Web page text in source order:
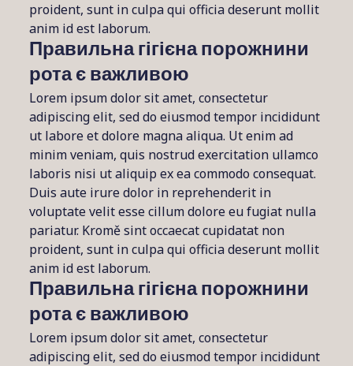
proident, sunt in culpa qui officia deserunt mollit
anim id est laborum.
Правильна гігієна порожнини
рота є важливою
Lorem ipsum dolor sit amet, consectetur
adipiscing elit, sed do eiusmod tempor incididunt
ut labore et dolore magna aliqua. Ut enim ad
minim veniam, quis nostrud exercitation ullamco
laboris nisi ut aliquip ex ea commodo consequat.
Duis aute irure dolor in reprehenderit in
voluptate velit esse cillum dolore eu fugiat nulla
pariatur. Kromě sint occaecat cupidatat non
proident, sunt in culpa qui officia deserunt mollit
anim id est laborum.
Правильна гігієна порожнини
рота є важливою
Lorem ipsum dolor sit amet, consectetur
adipiscing elit, sed do eiusmod tempor incididunt